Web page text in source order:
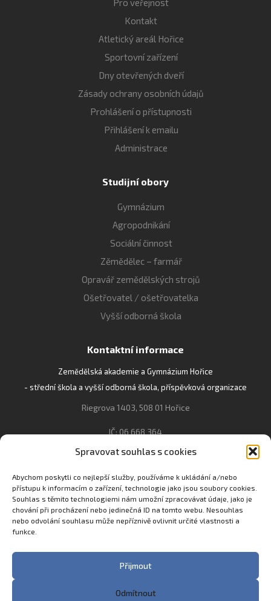
Spravovat souhlas s cookies
Abychom poskytli co nejlepší služby, používáme k ukládání a/nebo
přístupu k informacím o zařízení, technologie jako jsou soubory cookies.
Souhlas s těmito technologiemi nám umožní zpracovávat údaje, jako je
chování při procházení nebo jedinečná ID na tomto webu. Nesouhlas
nebo odvolání souhlasu může nepříznivě ovlivnit určité vlastnosti a
funkce.
Přijmout
Odmítnout
Kontakt
Atletický areál Hořice
Sportovní zařízení
Dny otevřených dveří
Zásady ochrany osobních údajů
Prohlášení o přístupnosti
Přihlášení k emailu
Administrace
Studijní obory
Gymnázium
Agropodnikání
Sociální činnost
Zěmědělec – farmář
Opravář zemědělských strojů
Ošetřovatel / ošetřovatelka
Vyšší odborná škola
Kontaktní informace
Zemědělská akademie a Gymnázium Hořice
- střední škola a vyšší odborná škola, příspěvková organizace
Riegrova 1403, 508 01 Hořice
IČ: 06 668 364
493 623 021, 493 623 022
info@gozhorice.cz
www.zaghorice.cz
Pověřenec pro ochranu osobních údajů:
Innovation One s.r.o. IČO: 04734807 Březenecká 4808 430 04
Filip Šikola +420 775 992 451 filip.sikola@innone.cz